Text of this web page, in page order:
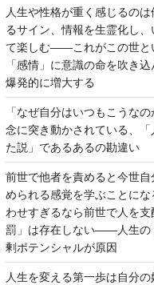
人生や性格が重く感じるの
るサイン、情報を生霊化し
て楽しむ――これがこの世と
「感情」に意識の命を吹き
爆発的に増大する
「なぜ自分はいつもこうな
念に突き動かされている、「
た説」であるあるの勘違い
前世で他者を責めると今世
められる感覚を学ぶことに
わせすぎるなら前世で人を
罰」は存在しない――人生の
剰ポテンシャルが原因
人生を変える第一歩は自分